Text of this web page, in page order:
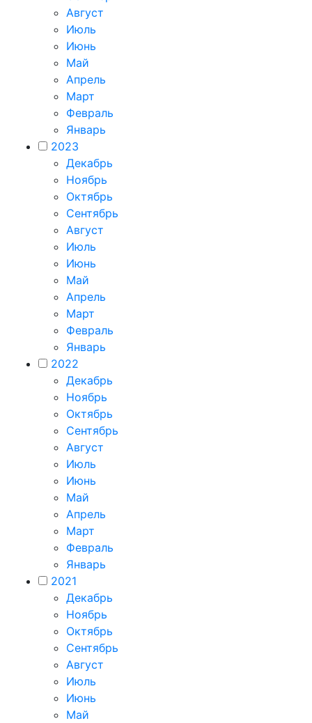
Август
Июль
Июнь
Май
Апрель
Март
Февраль
Январь
2023
Декабрь
Ноябрь
Октябрь
Сентябрь
Август
Июль
Июнь
Май
Апрель
Март
Февраль
Январь
2022
Декабрь
Ноябрь
Октябрь
Сентябрь
Август
Июль
Июнь
Май
Апрель
Март
Февраль
Январь
2021
Декабрь
Ноябрь
Октябрь
Сентябрь
Август
Июль
Июнь
Май